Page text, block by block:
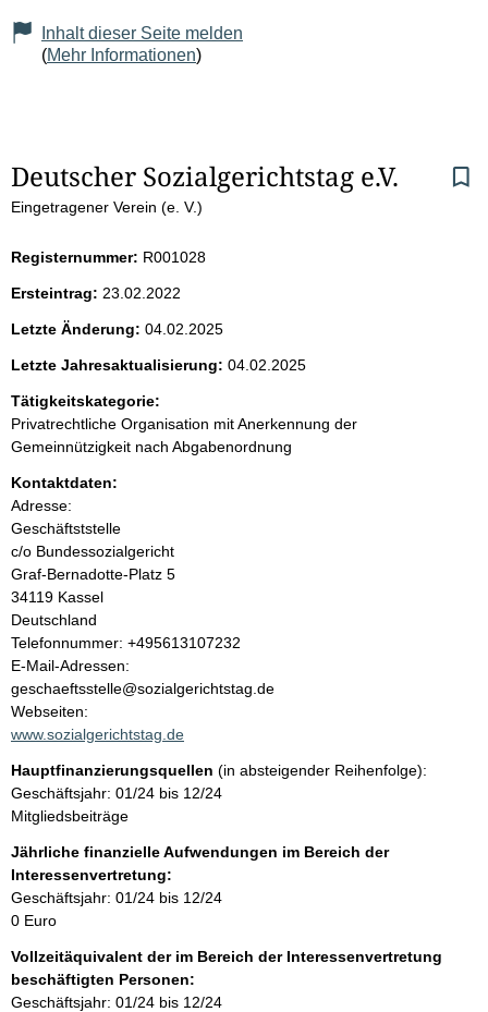
Inhalt dieser Seite melden
(Mehr Informationen)
S
e
i
t
e
n
i
n
h
a
l
t
Deutscher Sozialgerichtstag e.V.
Eingetragener Verein (e. V.)
Registernummer: R001028
Ersteintrag: 23.02.2022
Letzte Änderung: 04.02.2025
Letzte Jahresaktualisierung: 04.02.2025
Tätigkeitskategorie:
Privatrechtliche Organisation mit Anerkennung der
Gemeinnützigkeit nach Abgabenordnung
Kontaktdaten:
Adresse:
Geschäftststelle
c/o Bundessozialgericht
Graf-Bernadotte-Platz 5
34119 Kassel
Deutschland
K
o
n
t
a
t
i
n
f
o
r
m
t
i
o
Telefonnummer: +495613107232
E-Mail-Adressen:
geschaeftsstelle@sozialgerichtstag.de
Webseiten:
www.sozialgerichtstag.de
Hauptfinanzierungsquellen (in absteigender Reihenfolge):
Geschäftsjahr: 01/24 bis 12/24
Mitgliedsbeiträge
Jährliche finanzielle Aufwendungen im Bereich der
Interessenvertretung:
Geschäftsjahr: 01/24 bis 12/24
0 Euro
Vollzeitäquivalent der im Bereich der Interessenvertretung
beschäftigten Personen:
Geschäftsjahr: 01/24 bis 12/24